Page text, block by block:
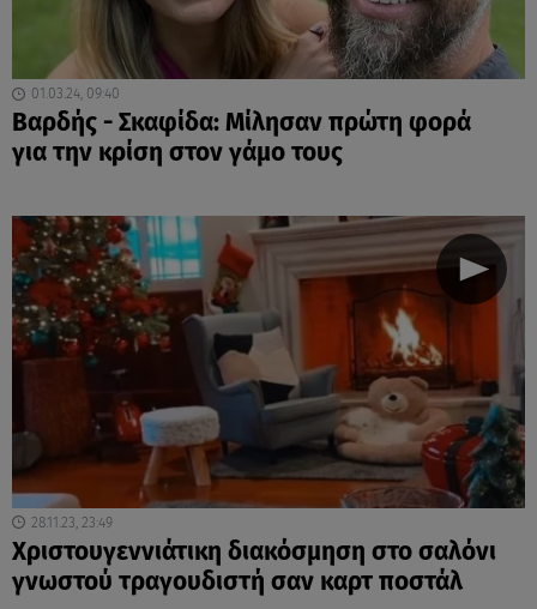
01.03.24, 09:40
Βαρδής - Σκαφίδα: Μίλησαν πρώτη φορά
για την κρίση στον γάμο τους
28.11.23, 23:49
Χριστουγεννιάτικη διακόσμηση στο σαλόνι
γνωστού τραγουδιστή σαν καρτ ποστάλ